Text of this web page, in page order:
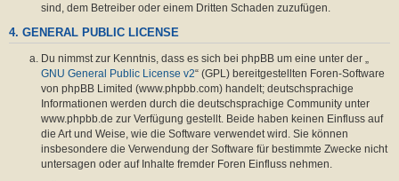
sind, dem Betreiber oder einem Dritten Schaden zuzufügen.
4. GENERAL PUBLIC LICENSE
Du nimmst zur Kenntnis, dass es sich bei phpBB um eine unter der „
GNU General Public License v2“ (GPL) bereitgestellten Foren-Software
von phpBB Limited (www.phpbb.com) handelt; deutschsprachige
Informationen werden durch die deutschsprachige Community unter
www.phpbb.de zur Verfügung gestellt. Beide haben keinen Einfluss auf
die Art und Weise, wie die Software verwendet wird. Sie können
insbesondere die Verwendung der Software für bestimmte Zwecke nicht
untersagen oder auf Inhalte fremder Foren Einfluss nehmen.